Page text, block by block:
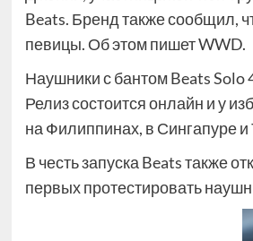
Beats. Бренд также сообщил,
певицы. Об этом пишет WWD.
Наушники с бантом Beats Solo
Релиз состоится онлайн и у
на Филиппинах, в Сингапуре
В честь запуска Beats также
первых протестировать